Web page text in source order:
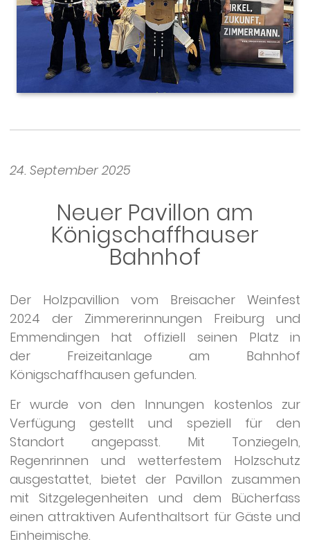
24. September 2025
Neuer Pavillon am
Königschaffhauser
Bahnhof
Der Holzpavillion vom Breisacher Weinfest
2024 der Zimmererinnungen Freiburg und
Emmendingen hat offiziell seinen Platz in
der Freizeitanlage am Bahnhof
Königschaffhausen gefunden.
Er wurde von den Innungen kostenlos zur
Verfügung gestellt und speziell für den
Standort angepasst. Mit Tonziegeln,
Regenrinnen und wetterfestem Holzschutz
ausgestattet, bietet der Pavillon zusammen
mit Sitzgelegenheiten und dem Bücherfass
einen attraktiven Aufenthaltsort für Gäste und
Einheimische.